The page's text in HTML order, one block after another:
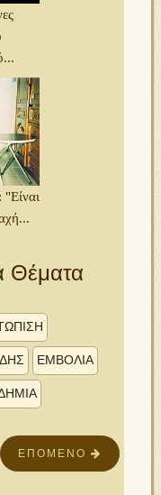
"Είναι
Θέματα
ΕΜΒΌΛΙΑ
ΕΠΌΜΕΝΟ